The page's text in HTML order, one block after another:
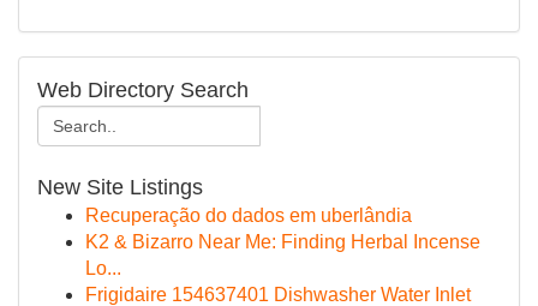
Web Directory Search
New Site Listings
Recuperação do dados em uberlândia
K2 & Bizarro Near Me: Finding Herbal Incense
Lo...
Frigidaire 154637401 Dishwasher Water Inlet